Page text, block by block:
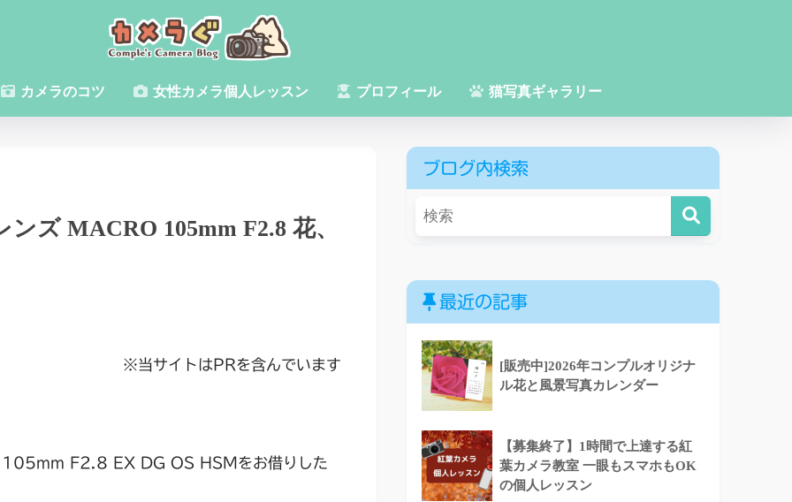
カメラのコツ 女性カメラ個人レッスン プロフィール 猫写真ギャラリー
ズ MACRO 105mm F2.8 花、
※当サイトはPRを含んでいます
105mm F2.8 EX DG OS HSMをお借りした
ブログ内検索
最近の記事
[販売中]2026年コンプルオリジナ
ル花と風景写真カレンダー
【募集終了】1時間で上達する紅
葉カメラ教室 一眼もスマホもOK
の個人レッスン